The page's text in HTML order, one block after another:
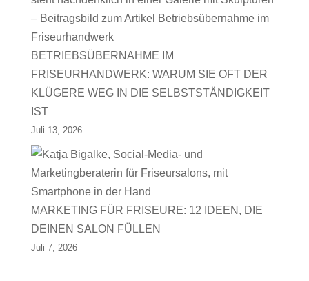
BETRIEBSÜBERNAHME IM
FRISEURHANDWERK: WARUM SIE OFT DER
KLÜGERE WEG IN DIE SELBSTSTÄNDIGKEIT
IST
Juli 13, 2026
MARKETING FÜR FRISEURE: 12 IDEEN, DIE
DEINEN SALON FÜLLEN
Juli 7, 2026